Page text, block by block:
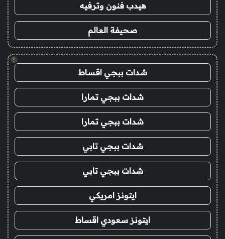
هيدب فنون وترفيه
صحيفة العالم
!
شدات ببجي اقساط
شدات ببجي تمارا
شدات ببجي تمارا
شدات ببجي تابي
شدات ببجي تابي
ايتونز امريكي
ايتونز سعودي اقساط